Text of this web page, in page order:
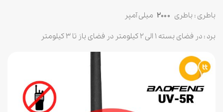
باطری : باطری ۲۰۰۰ میلی آمپر
برد : در فضای بسته 1 الی 2 کیلومتر در فضای باز تا 3 کیلومتر